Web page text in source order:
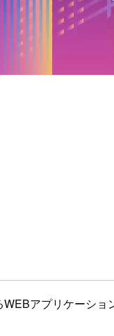
アプリケーショ